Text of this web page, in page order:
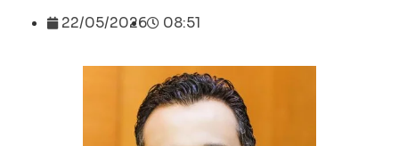
22/05/2026 08:51